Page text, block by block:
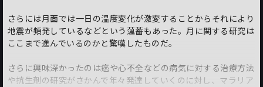
さらには月面では一日の温度変化が激変することからそれにより
地震が頻発しているなどという薀蓄もあった。月に関する研究は
ここまで進んでいるのかと驚嘆したものだ。
さらに興味深かったのは癌や心不全などの病気に対する治療方法
や抗生剤の研究がさかんで年々発達していくのに対し、マラリア